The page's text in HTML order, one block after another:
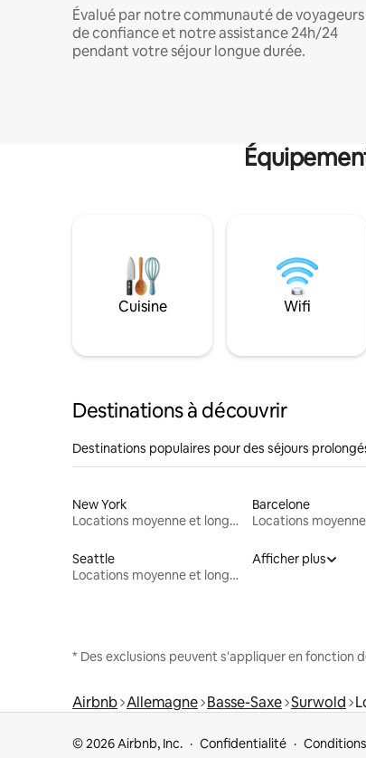
Évalué par notre communauté de voyageurs
de confiance et notre assistance 24h/24
pendant votre séjour longue durée.
Cuisine Wifi
Destinations à découvrir
Destinations populaires pour des séjours
New York
Locations moyenne et longue durée
Barcelone
Seattle
Locations moyenne et longue durée
Afficher plus
* Des exclusions peuvent s'appliquer en fonction
Airbnb Allemagne Basse-Saxe Surwold
© 2026 Airbnb, Inc. Confidentialité